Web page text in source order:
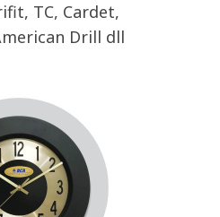
TC, Cardet,
Drill dll